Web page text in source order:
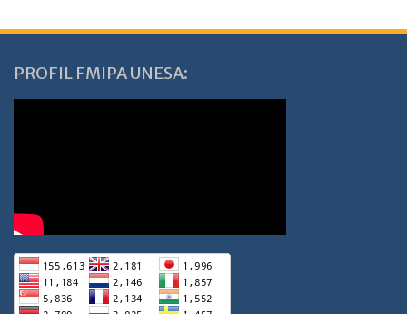
PROFIL FMIPA UNESA: